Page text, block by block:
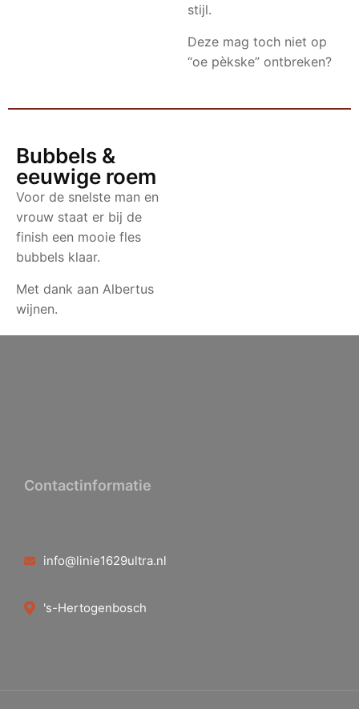
stijl.
Deze mag toch niet op
“oe pèkske” ontbreken?
Bubbels &
eeuwige roem
Voor de snelste man en
vrouw staat er bij de
finish een mooie fles
bubbels klaar.
Met dank aan Albertus
wijnen.
Contactinformatie
info@linie1629ultra.nl
's-Hertogenbosch